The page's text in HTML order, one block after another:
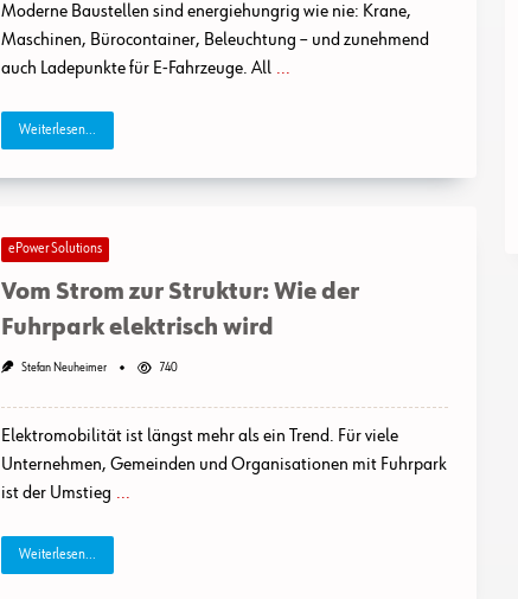
Moderne Baustellen sind energiehungrig wie nie: Krane,
Maschinen, Bürocontainer, Beleuchtung – und zunehmend
auch Ladepunkte für E-Fahrzeuge. All ...
Weiterlesen...
ePower Solutions
Vom Strom zur Struktur: Wie der
Fuhrpark elektrisch wird
Stefan Neuheimer 740
Elektromobilität ist längst mehr als ein Trend. Für viele
Unternehmen, Gemeinden und Organisationen mit Fuhrpark
ist der Umstieg ...
Weiterlesen...